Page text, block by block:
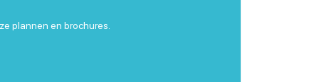
plannen en brochures.